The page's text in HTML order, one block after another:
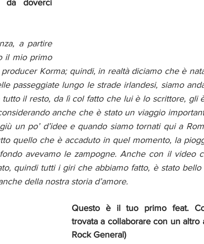
da doverci
a partire
il mio primo
Korma; quindi, in realtà diciamo che è
passeggiate lungo le strade irlandesi, siamo
il resto, da lì col fatto che lui è lo scrittore, gli
anche che è stato un viaggio
un po’ d’idee e quando siamo tornati qui a
quello che è accaduto in quel momento, la
avevamo le zampogne. Anche con il video
quindi tutti i giri che abbiamo fatto, è stato bello
della nostra storia d’amore.
Questo è il tuo primo feat.
trovata a collaborare con un altro
Rock General)